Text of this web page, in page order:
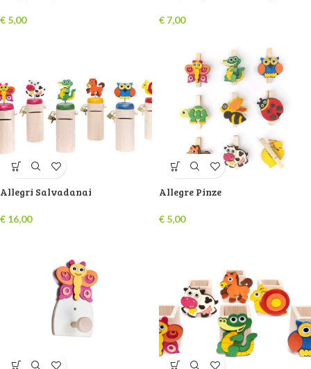
€ 5,00 € 7,00
Allegri Salvadanai
€ 16,00
Allegre Pinze
€ 5,00